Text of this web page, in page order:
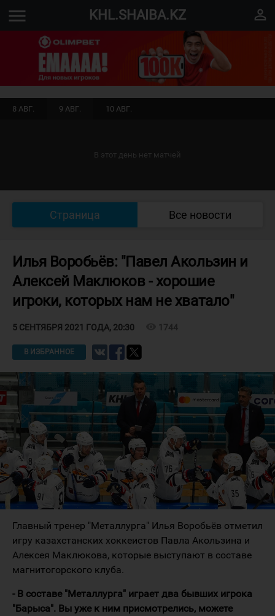
menu KHL.SHAIBA.KZ perm_identity
8 АВГ. 9 АВГ. 10 АВГ.
В этот день нет матчей
Страница Все новости
Илья Воробьёв: "Павел Акользин и
Алексей Маклюков - хорошие
игроки, которых нам не хватало"
5 СЕНТЯБРЯ 2021 ГОДА, 20:30 1744
В ИЗБРАННОЕ
Главный тренер "Металлурга" Илья Воробьёв отметил
игру казахстанских хоккеистов Павла Акользина и
Алексея Маклюкова, которые выступают в составе
магнитогорского клуба.
- В составе "Металлурга" играет два бывших игрока
"Барыса". Вы уже к ним присмотрелись, можете